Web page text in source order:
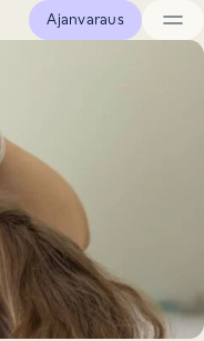
Ajanvaraus